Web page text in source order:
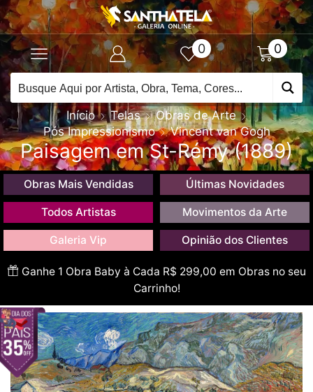
0 0
Início Telas
Obras de Arte
Pós Impressionismo
Vincent van Gogh
Paisagem em St-Rémy (1889)
Obras Mais Vendidas Últimas Novidades
Todos Artistas Movimentos da Arte
Galeria Vip Opinião dos Clientes
Ganhe 1 Obra Baby à Cada R$ 299,00 em Obras no seu
Carrinho!